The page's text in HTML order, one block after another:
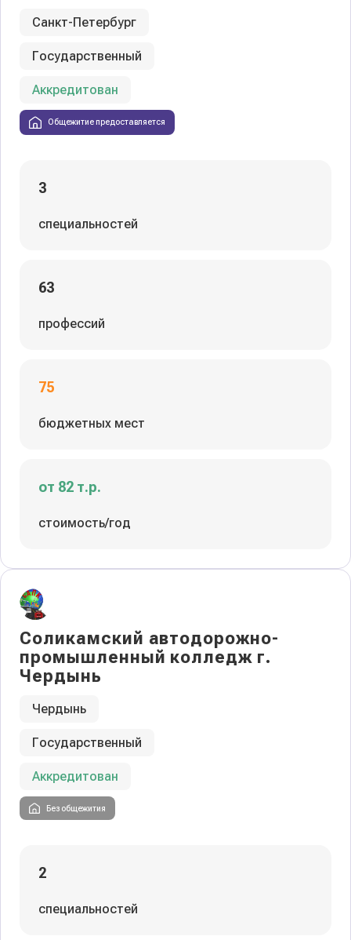
Санкт-Петербург
Государственный
Аккредитован
Общежитие предоставляется
3
специальностей
63
профессий
75
бюджетных мест
от 82 т.р.
стоимость/год
Соликамский автодорожно-
промышленный колледж г.
Чердынь
Чердынь
Государственный
Аккредитован
Без общежития
2
специальностей